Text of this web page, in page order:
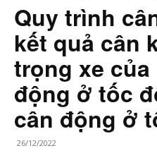
Quy trình
kết quả cân
trọng xe
động ở tốc
cân động ở
26/12/2022